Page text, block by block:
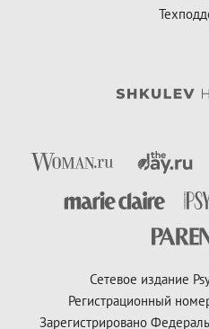
Сетевое издание
Регистрационный
Зарегистрировано